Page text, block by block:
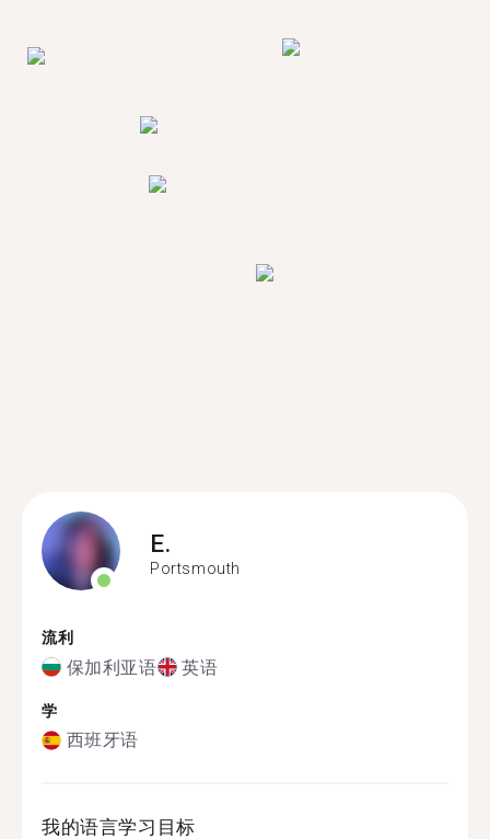
E.
Portsmouth
流利
保加利亚语 英语
学
西班牙语
我的语言学习目标